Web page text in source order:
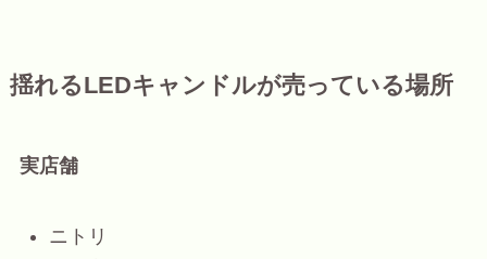
揺れるLEDキャンドルが売っている場所
実店舗
ニトリ